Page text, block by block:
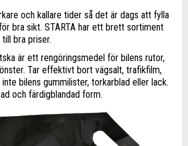
och kallare tider så det är dags att fylla
bra sikt. STARTA har ett brett sortiment
bra priser.
är ett rengöringsmedel för bilens rutor,
Tar effektivt bort vägsalt, trafikfilm,
bilens gummilister, torkarblad eller lack.
och färdigblandad form.